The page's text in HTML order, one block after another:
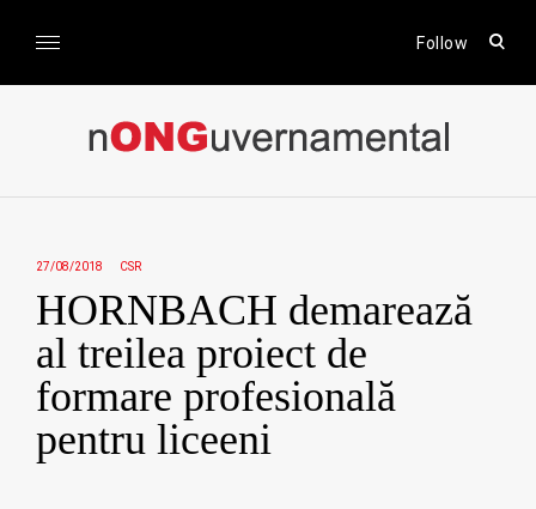
Follow
open
form
nONGuvernamental
27/08/2018 CSR
HORNBACH demarează
al treilea proiect de
formare profesională
pentru liceeni